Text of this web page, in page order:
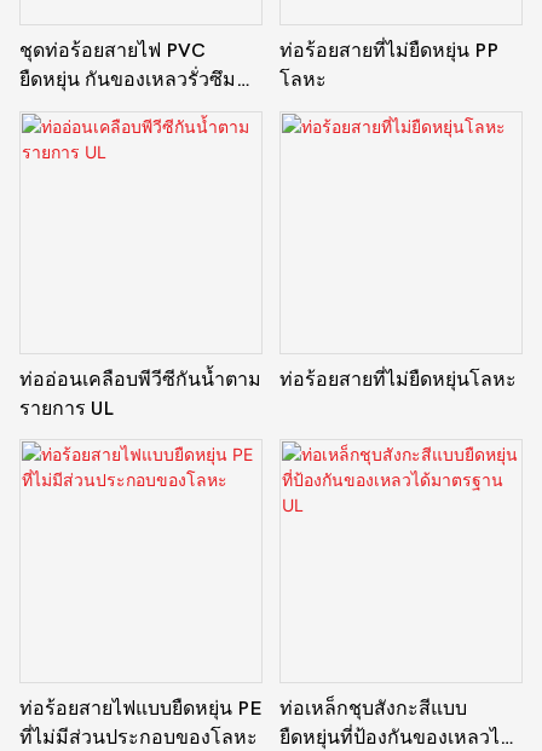
ชุดท่อร้อยสายไฟ PVC
ยืดหยุ่น กันของเหลวรั่วซึม
ปลอดโลหะ
ท่อร้อยสายที่ไม่ยืดหยุ่น PP
โลหะ
ท่ออ่อนเคลือบพีวีซีกันน้ำตาม
รายการ UL
ท่อร้อยสายที่ไม่ยืดหยุ่นโลหะ
ท่อร้อยสายไฟแบบยืดหยุ่น PE
ที่ไม่มีส่วนประกอบของโลหะ
ท่อเหล็กชุบสังกะสีแบบ
ยืดหยุ่นที่ป้องกันของเหลวได้